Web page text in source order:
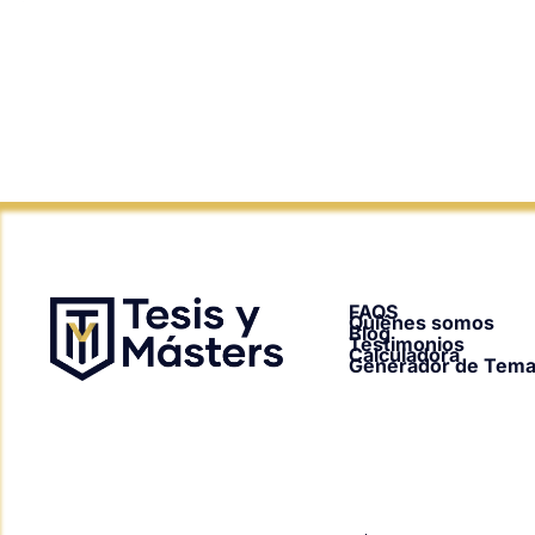
FAQS
Quiénes somos
Blog
Testimonios
Calculadora
Generador de